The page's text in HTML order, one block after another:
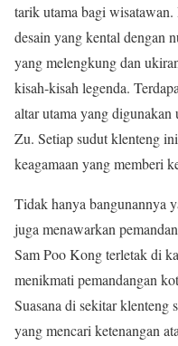
tarik utama bagi
desain yang kental dengan
yang melengkung dan
kisah-kisah legenda.
altar utama yang
Zu. Setiap sudut klenteng
keagamaan yang memberi
Tidak hanya bangunannya
juga menawarkan
Sam Poo Kong terletak di
menikmati pemandangan
Suasana di sekitar klenteng
yang mencari ketenangan